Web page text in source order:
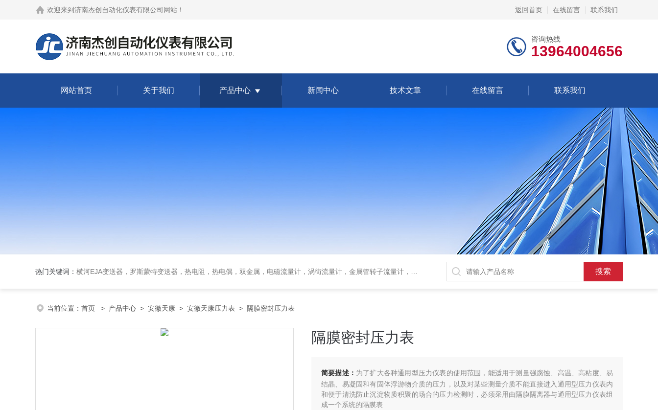
欢迎来到 济南杰创自动化仪表有限公司网站 ！ 返回首页 在线留言 联系我们
咨询热线
13964004656
网站首页 关于我们 产品中心 新闻中心 技术文章 在线留言 联系我们
热门关键词： 横河EJA变送器，罗斯蒙特变送器，热电阻，热电偶，双金属，电磁流量计，涡街流量计，金属管转子流量计，磁翻板液位计，超声波液位计
当前位置： 首页 > 产品中心 > 安徽天康 > 安徽天康压力表 > 隔膜密封压力表
隔膜密封压力表
简要描述： 为了扩大各种通用型压力仪表的使用范围，能适用于测量强腐蚀、高温、高粘度、易
结晶、易凝固和有固体浮游物介质的压力，以及对某些测量介质不能直接进入通用型压力仪表内
和便于清洗防止沉淀物质积聚的场合的压力检测时，必须采用由隔膜隔离器与通用型压力仪表组
成一个系统的隔膜表